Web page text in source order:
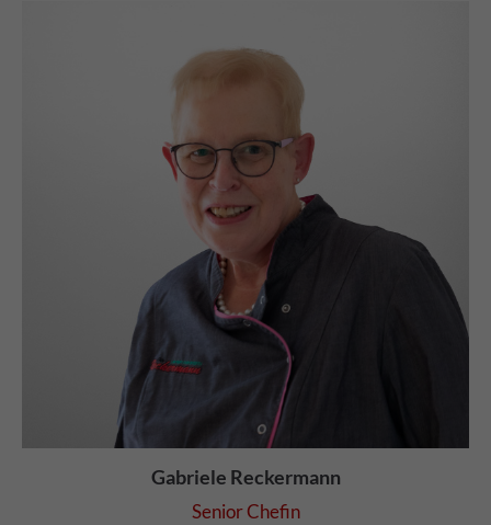
Gabriele Reckermann
Senior Chefin